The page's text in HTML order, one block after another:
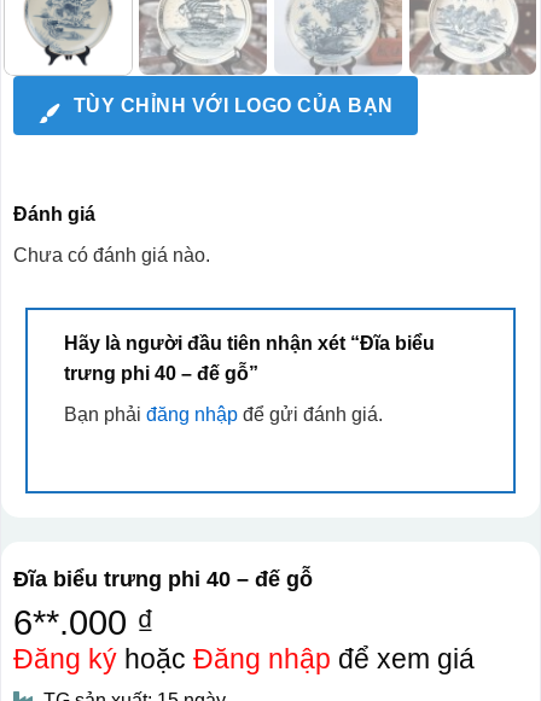
TÙY CHỈNH VỚI LOGO CỦA BẠN
Đánh giá
Chưa có đánh giá nào.
Hãy là người đầu tiên nhận xét “Đĩa biểu
trưng phi 40 – đế gỗ”
Bạn phải đăng nhậpđể gửi đánh giá.
Đĩa biểu trưng phi 40 – đế gỗ
6**.000 ₫
Đăng kýhoặc Đăng nhập để xem giá